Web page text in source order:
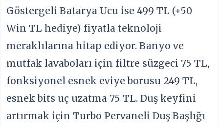
Göstergeli Batarya Ucu ise 499 TL (+50
Win TL hediye) fiyatla teknoloji
meraklılarına hitap ediyor. Banyo ve
mutfak lavaboları için filtre süzgeci 75 TL,
fonksiyonel esnek eviye borusu 249 TL,
esnek bits uç uzatma 75 TL. Duş keyfini
artırmak için Turbo Pervaneli Duş Başlığı